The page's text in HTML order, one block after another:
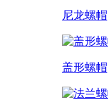
尼龙螺帽
盖形螺帽